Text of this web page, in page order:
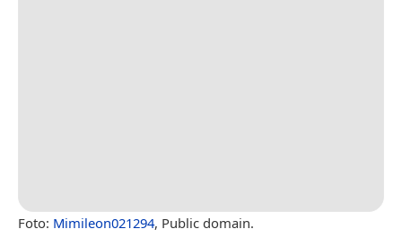
Foto: Mimileon021294, Public domain.